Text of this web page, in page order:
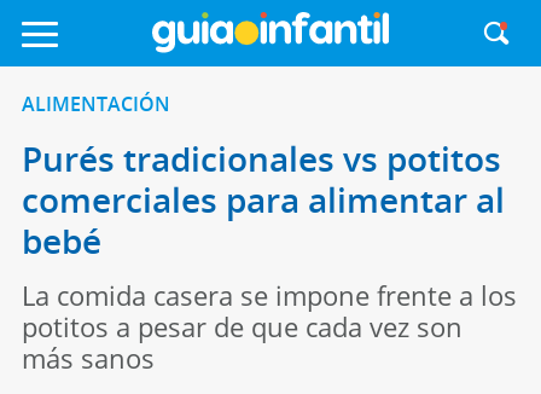
ALIMENTACIÓN
Purés tradicionales vs potitos
comerciales para alimentar al
bebé
La comida casera se impone frente a los
potitos a pesar de que cada vez son
más sanos